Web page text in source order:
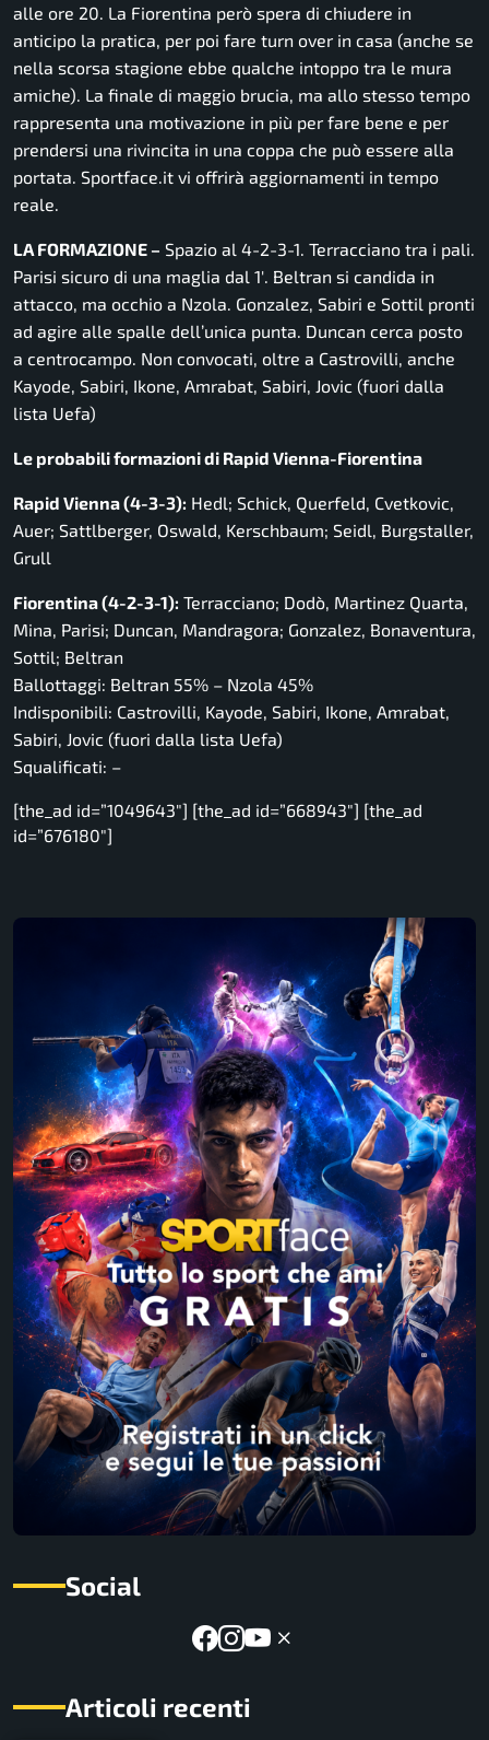
alle ore 20. La Fiorentina però spera di chiudere in
anticipo la pratica, per poi fare turn over in casa (anche se
nella scorsa stagione ebbe qualche intoppo tra le mura
amiche). La finale di maggio brucia, ma allo stesso tempo
rappresenta una motivazione in più per fare bene e per
prendersi una rivincita in una coppa che può essere alla
portata. Sportface.it vi offrirà aggiornamenti in tempo
reale.
LA FORMAZIONE – Spazio al 4-2-3-1. Terracciano tra i pali.
Parisi sicuro di una maglia dal 1′. Beltran si candida in
attacco, ma occhio a Nzola. Gonzalez, Sabiri e Sottil pronti
ad agire alle spalle dell’unica punta. Duncan cerca posto
a centrocampo. Non convocati, oltre a Castrovilli, anche
Kayode, Sabiri, Ikone, Amrabat, Sabiri, Jovic (fuori dalla
lista Uefa)
Le probabili formazioni di Rapid Vienna-Fiorentina
Rapid Vienna (4-3-3): Hedl; Schick, Querfeld, Cvetkovic,
Auer; Sattlberger, Oswald, Kerschbaum; Seidl, Burgstaller,
Grull
Fiorentina (4-2-3-1): Terracciano; Dodò, Martinez Quarta,
Mina, Parisi; Duncan, Mandragora; Gonzalez, Bonaventura,
Sottil; Beltran
Ballottaggi: Beltran 55% – Nzola 45%
Indisponibili: Castrovilli, Kayode, Sabiri, Ikone, Amrabat,
Sabiri, Jovic (fuori dalla lista Uefa)
Squalificati: –
[the_ad id=”1049643″] [the_ad id=”668943″] [the_ad
id=”676180″]
Social
Articoli recenti